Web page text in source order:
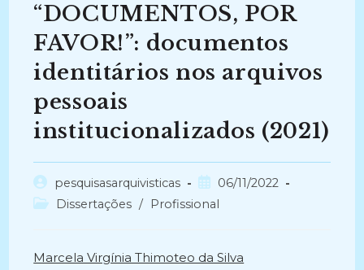
“DOCUMENTOS, POR
FAVOR!”: documentos
identitários nos arquivos
pessoais
institucionalizados (2021)
Autor
do
pesquisasarquivisticas
Post
publicado:
06/11/2022
Categoria
Dissertações / Profissional
Marcela Virgínia Thimoteo da Silva